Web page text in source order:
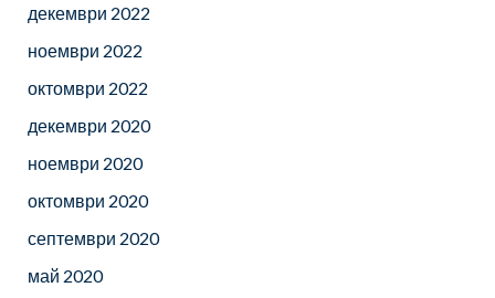
декември 2022
ноември 2022
октомври 2022
декември 2020
ноември 2020
октомври 2020
септември 2020
май 2020